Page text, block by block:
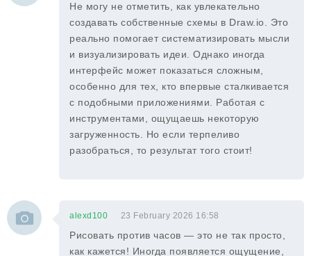
Не могу не отметить, как увлекательно
создавать собственные схемы в Draw.io. Это
реально помогает систематизировать мысли
и визуализировать идеи. Однако иногда
интерфейс может показаться сложным,
особенно для тех, кто впервые сталкивается
с подобными приложениями. Работая с
инструментами, ощущаешь некоторую
загруженность. Но если терпеливо
разобраться, то результат того стоит!
alexd100 23 February 2026 16:58
Рисовать против часов — это не так просто,
как кажется! Иногда появляется ощущение,